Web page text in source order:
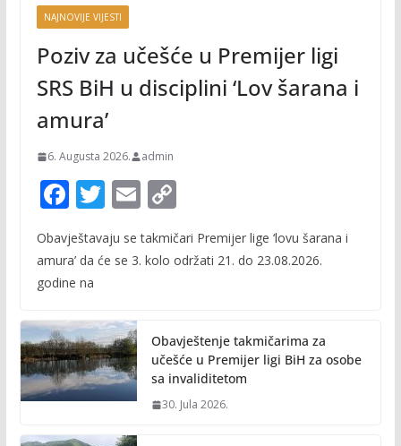
NAJNOVIJE VIJESTI
Poziv za učešće u Premijer ligi
SRS BiH u disciplini ‘Lov šarana i
amura’
6. Augusta 2026. admin
F
ac
e
b
o
k
T
itt
E
m
ai
C
o
p
n
k
Obavještavaju se takmičari Premijer lige ‘lovu šarana i
amura’ da će se 3. kolo održati 21. do 23.08.2026.
godine na
Obavještenje takmičarima za
učešće u Premijer ligi BiH za osobe
sa invaliditetom
30. Jula 2026.